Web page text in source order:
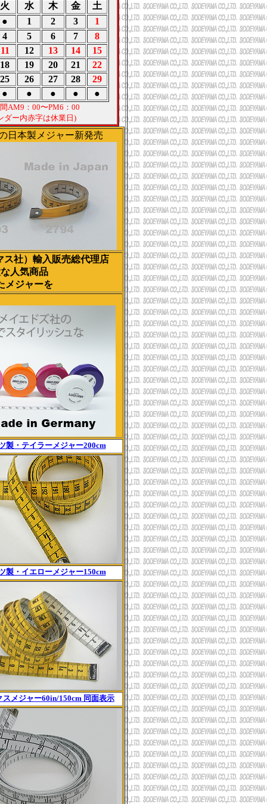
火
水 木 金
土
●
1 2 3
1
4
5 6 7
8
11
12 13 14
15
18
19 20 21
22
25
26 27 28
29
●
● ● ● ●
AM9：00〜PM6：00
ダー内赤字は休業日)
日本製メジャー新発売
社）輸入販売総代理店
人気商品
メジャーを
製・テイラーメジャー200cm
製・イエローメジャー150cm
スメジャー60in/150cm 同面表示